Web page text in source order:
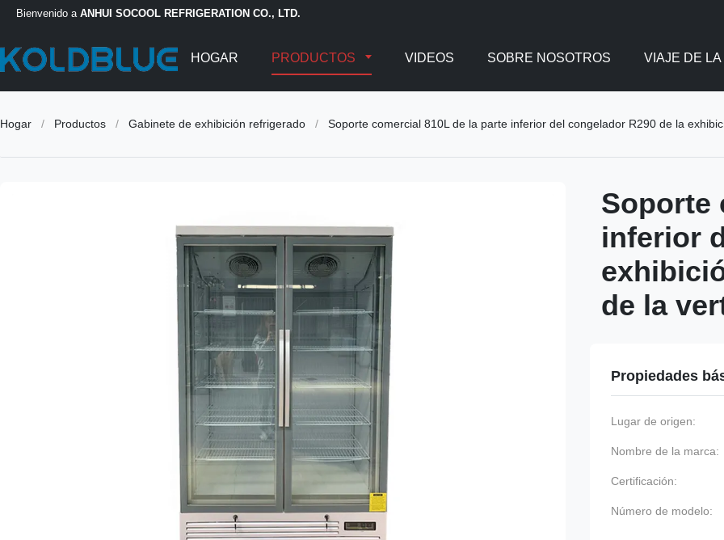
Bienvenido a ANHUI SOCOOL REFRIGERATION CO., LTD.
HOGAR PRODUCTOS VIDEOS SOBRE NOSOTROS VIAJE DE
Hogar / Productos / Gabinete de exhibición refrigerado / Soporte comercial 810L de la parte inferior del congelador R290 de la
Soporte
inferior
de la
Propiedades
Lugar de origen:
Nombre de la marca:
Certificación:
Número de modelo: